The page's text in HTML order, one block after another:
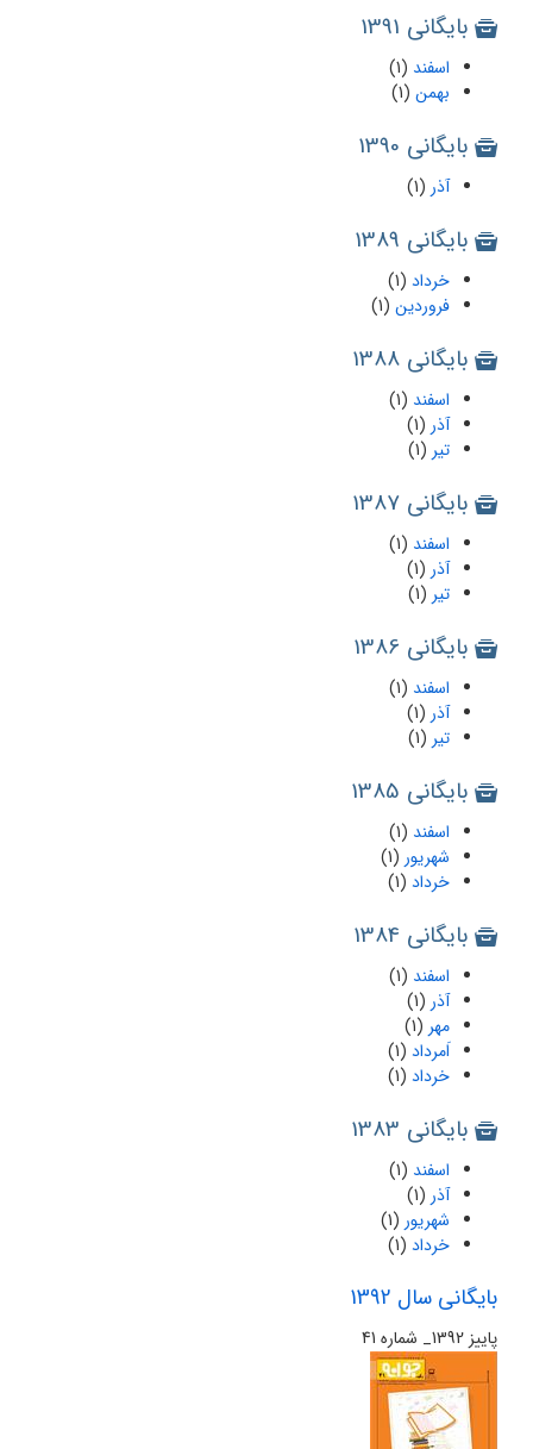
بایگانی 1391
اسفند (1)
بهمن (1)
بایگانی 1390
آذر (1)
بایگانی 1389
خرداد (1)
فروردین (1)
بایگانی 1388
اسفند (1)
آذر (1)
تیر (1)
بایگانی 1387
اسفند (1)
آذر (1)
تیر (1)
بایگانی 1386
اسفند (1)
آذر (1)
تیر (1)
بایگانی 1385
اسفند (1)
شهریور (1)
خرداد (1)
بایگانی 1384
اسفند (1)
آذر (1)
مهر (1)
اَمرداد (1)
خرداد (1)
بایگانی 1383
اسفند (1)
آذر (1)
شهریور (1)
خرداد (1)
بایگانی سال 1392
پاییز 1392_ شماره 41